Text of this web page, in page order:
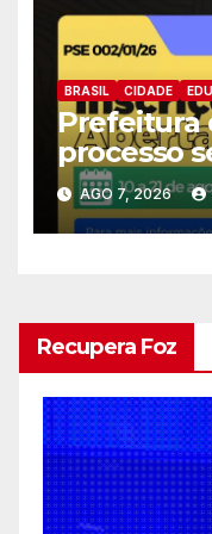
BRASIL CIDADE
Prefeitura
processo
estagiários
AGO 7, 2026
Recupera Foz